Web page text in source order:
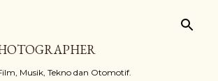
Musik, Tekno dan Otomotif.